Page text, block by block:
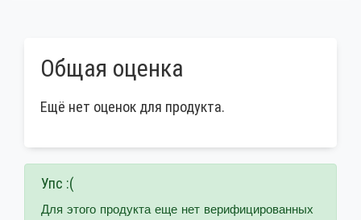
Общая оценка
Ещё нет оценок для продукта.
Упс :(
Для этого продукта еще нет верифицированных